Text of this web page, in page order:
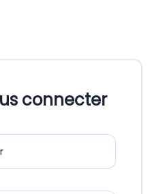
connecter